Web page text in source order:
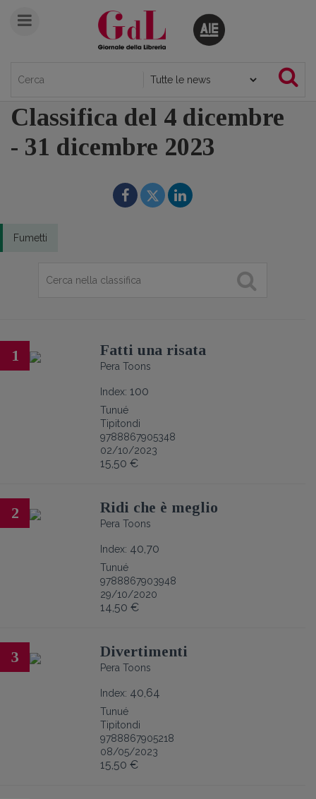
Classifica del 4 dicembre
- 31 dicembre 2023
Fumetti
1 Fatti una risata
Pera Toons
Index: 100
Tunué
Tipitondi
9788867905348
02/10/2023
15,50 €
2 Ridi che è meglio
Pera Toons
Index: 40,70
Tunué
9788867903948
29/10/2020
14,50 €
3 Divertimenti
Pera Toons
Index: 40,64
Tunué
Tipitondi
9788867905218
08/05/2023
15,50 €